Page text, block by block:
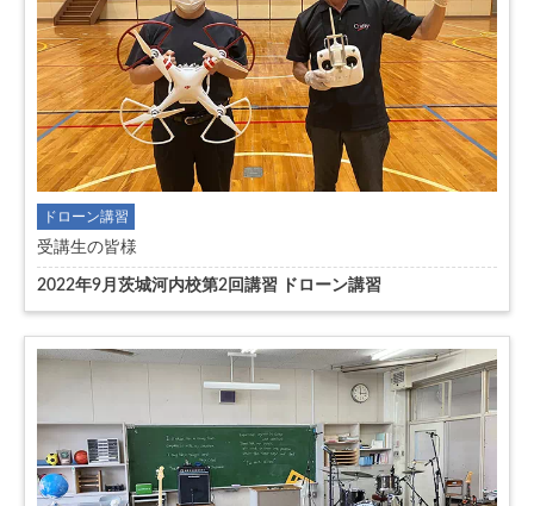
ドローン講習
受講生の皆様
2022年9月茨城河内校第2回講習 ドローン講習